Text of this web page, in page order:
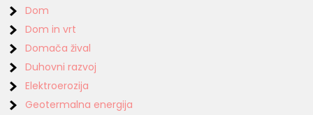
Dom
Dom in vrt
Domača žival
Duhovni razvoj
Elektroerozija
Geotermalna energija